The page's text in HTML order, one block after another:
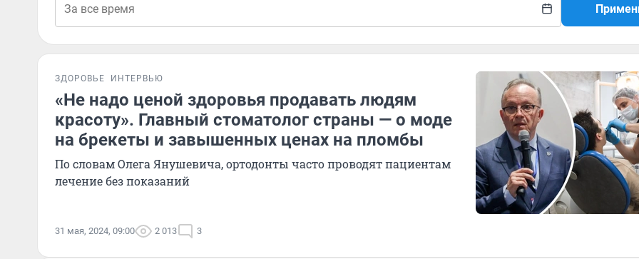
ЗДОРОВЬЕ ИНТЕРВЬЮ
«Не надо ценой здоровья продавать людям
красоту». Главный стоматолог страны — о моде
на брекеты и завышенных ценах на пломбы
По словам Олега Янушевича, ортодонты часто проводят пациентам
лечение без показаний
31 мая, 2024, 09:00 2 013 3